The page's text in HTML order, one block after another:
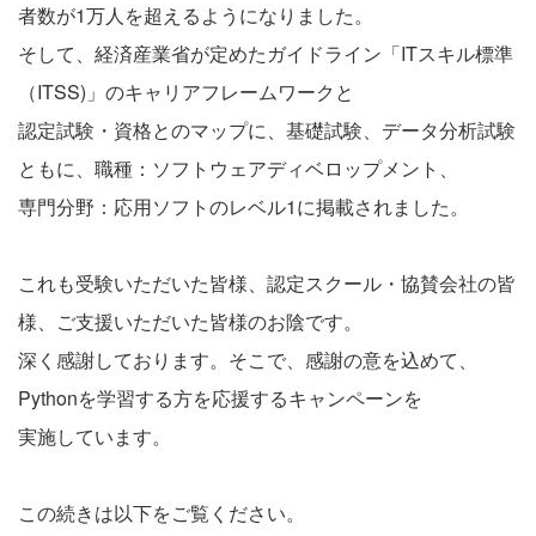
者数が1万人を超えるようになりました。
そして、経済産業省が定めたガイドライン「ITスキル標準
（ITSS)」のキャリアフレームワークと
認定試験・資格とのマップに、基礎試験、データ分析試験
ともに、職種：ソフトウェアディベロップメント、
専門分野：応用ソフトのレベル1に掲載されました。
これも受験いただいた皆様、認定スクール・協賛会社の皆
様、ご支援いただいた皆様のお陰です。
深く感謝しております。そこで、感謝の意を込めて、
Pythonを学習する方を応援するキャンペーンを
実施しています。
この続きは以下をご覧ください。